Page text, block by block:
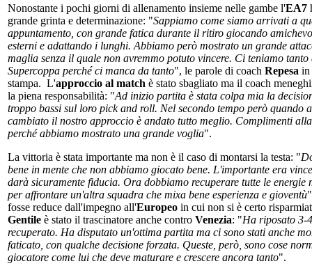
Nonostante i pochi giorni di allenamento insieme nelle gambe l'EA7
grande grinta e determinazione: "Sappiamo come siamo arrivati a
appuntamento, con grande fatica durante il ritiro giocando
esterni e adattando i lunghi. Abbiamo però mostrato un grande
maglia senza il quale non avremmo potuto vincere. Ci teniamo tanto
Supercoppa perché ci manca da tanto", le parole di coach Repesa in
stampa. L'approccio al match è stato sbagliato ma il coach
la piena responsabilità: "Ad inizio partita è stata colpa mia la
troppo bassi sul loro pick and roll. Nel secondo tempo però quando
cambiato il nostro approccio è andato tutto meglio. Complimenti
perché abbiamo mostrato una grande voglia".
La vittoria è stata importante ma non è il caso di montarsi la testa: "
bene in mente che non abbiamo giocato bene. L'importante era
darà sicuramente fiducia. Ora dobbiamo recuperare tutte le energie
per affrontare un'altra squadra che mixa bene esperienza e gioventù
fosse reduce dall'impegno all'Europeo in cui non si è certo
Gentile è stato il trascinatore anche contro Venezia: "Ha riposato 3-
recuperato. Ha disputato un'ottima partita ma ci sono stati anche
faticato, con qualche decisione forzata. Queste, però, sono cose
giocatore come lui che deve maturare e crescere ancora tanto".